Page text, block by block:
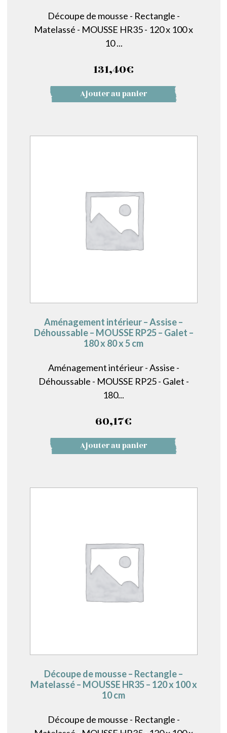
Découpe de mousse - Rectangle -
Matelassé - MOUSSE HR35 - 120 x 100 x
10 ...
131,40€
Ajouter au panier
Aménagement intérieur – Assise –
Déhoussable – MOUSSE RP25 – Galet –
180 x 80 x 5 cm
Aménagement intérieur - Assise -
Déhoussable - MOUSSE RP25 - Galet -
180...
60,17€
Ajouter au panier
Découpe de mousse – Rectangle –
Matelassé – MOUSSE HR35 – 120 x 100 x
10 cm
Découpe de mousse - Rectangle -